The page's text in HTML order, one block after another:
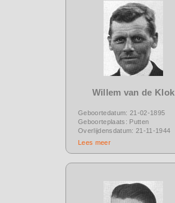
Willem van de Klok
Geboortedatum: 21-02-1895
Geboorteplaats: Putten
Overlijdensdatum: 21-11-1944
Lees meer